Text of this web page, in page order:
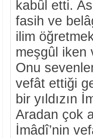
kabûl etti.
fasih ve
ilim
meşgûl iken
Onu
vefât ettiği
bir yıldızın
Aradan çok
İmâdî’nin